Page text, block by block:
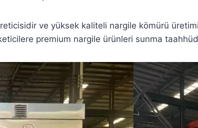
ve yüksek kaliteli nargile kömürü
premium nargile ürünleri sunma